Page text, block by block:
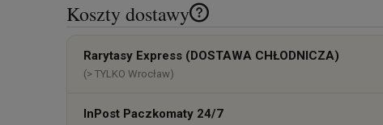
Koszty dostawy
Cena nie zawiera ewentualnych kosztów
Rarytasy Express (DOSTAWA CHŁODNICZA)
(> TYLKO Wrocław)
InPost Paczkomaty 24/7